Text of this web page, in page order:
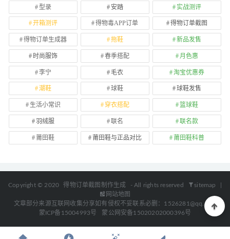
型录 安踏 实战测评
开箱测评 得物毒APP订单 得物订单截图
得物订单生成器 拖鞋 新品发售
时尚服饰 春季搭配 月色惠
李宁 毛衣 淘宝优惠券
潮鞋 球鞋 球鞋发售
生活小常识 穿衣搭配 篮球鞋
羽绒服 联名 联名款
莆田鞋 莆田鞋与正品对比 莆田鞋科普
Copyright © 2020 得物订单截图制作生成 - All rights reserved sitemap
网站地图
文章部分来源互联网收集分享如有侵权不妥联系必删：1526281@qq.com
蒙ICP备15004993号
蒙公网安备15020202000396号